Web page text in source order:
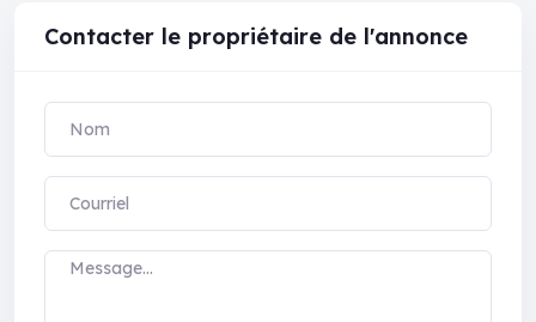
Contacter le propriétaire de l'annonce